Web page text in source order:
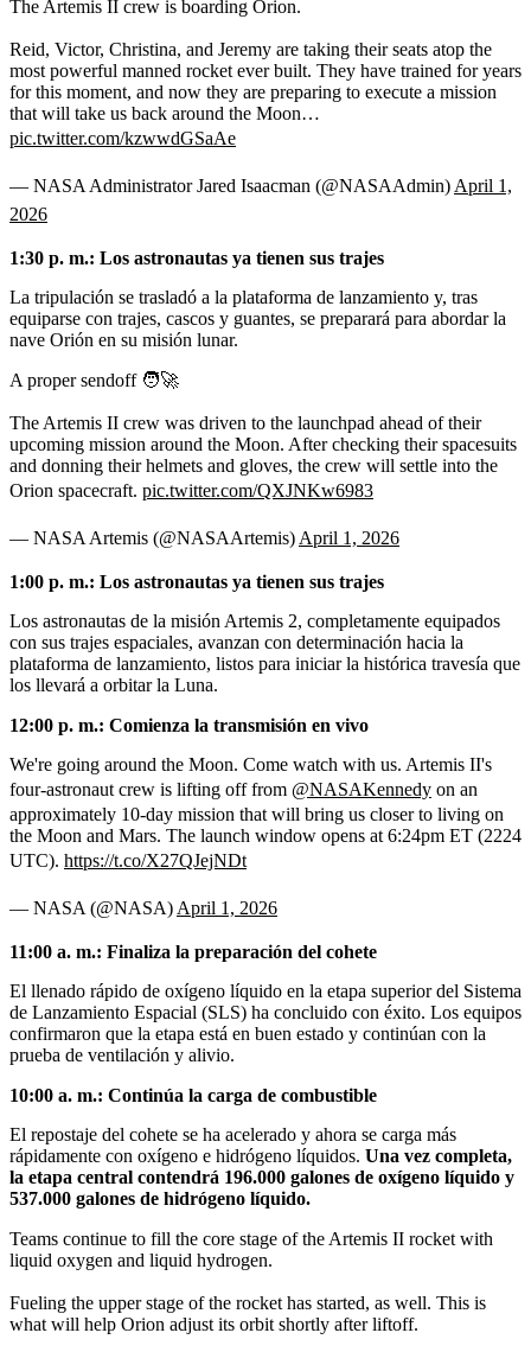
The Artemis II crew is boarding Orion.
Reid, Victor, Christina, and Jeremy are taking their seats atop the
most powerful manned rocket ever built. They have trained for years
for this moment, and now they are preparing to execute a mission
that will take us back around the Moon…
pic.twitter.com/kzwwdGSaAe
— NASA Administrator Jared Isaacman (@NASAAdmin) April 1,
2026
1:30 p. m.: Los astronautas ya tienen sus trajes
La tripulación se trasladó a la plataforma de lanzamiento y, tras
equiparse con trajes, cascos y guantes, se preparará para abordar la
nave Orión en su misión lunar.
A proper sendoff 🧑‍🚀
The Artemis II crew was driven to the launchpad ahead of their
upcoming mission around the Moon. After checking their spacesuits
and donning their helmets and gloves, the crew will settle into the
Orion spacecraft. pic.twitter.com/QXJNKw6983
— NASA Artemis (@NASAArtemis) April 1, 2026
1:00 p. m.: Los astronautas ya tienen sus trajes
Los astronautas de la misión Artemis 2, completamente equipados
con sus trajes espaciales, avanzan con determinación hacia la
plataforma de lanzamiento, listos para iniciar la histórica travesía que
los llevará a orbitar la Luna.
12:00 p. m.: Comienza la transmisión en vivo
We're going around the Moon. Come watch with us. Artemis II's
four-astronaut crew is lifting off from @NASAKennedy on an
approximately 10-day mission that will bring us closer to living on
the Moon and Mars. The launch window opens at 6:24pm ET (2224
UTC). https://t.co/X27QJejNDt
— NASA (@NASA) April 1, 2026
11:00 a. m.: Finaliza la preparación del cohete
El llenado rápido de oxígeno líquido en la etapa superior del Sistema
de Lanzamiento Espacial (SLS) ha concluido con éxito. Los equipos
confirmaron que la etapa está en buen estado y continúan con la
prueba de ventilación y alivio.
10:00 a. m.: Continúa la carga de combustible
El repostaje del cohete se ha acelerado y ahora se carga más
rápidamente con oxígeno e hidrógeno líquidos. Una vez completa,
la etapa central contendrá 196.000 galones de oxígeno líquido y
537.000 galones de hidrógeno líquido.
Teams continue to fill the core stage of the Artemis II rocket with
liquid oxygen and liquid hydrogen.
Fueling the upper stage of the rocket has started, as well. This is
what will help Orion adjust its orbit shortly after liftoff.